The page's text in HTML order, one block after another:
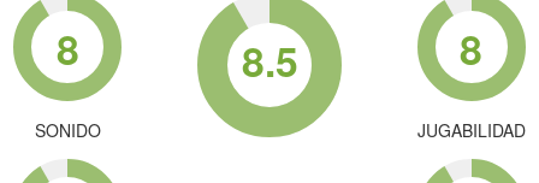
8
SONIDO
8.5 8
JUGABILIDAD